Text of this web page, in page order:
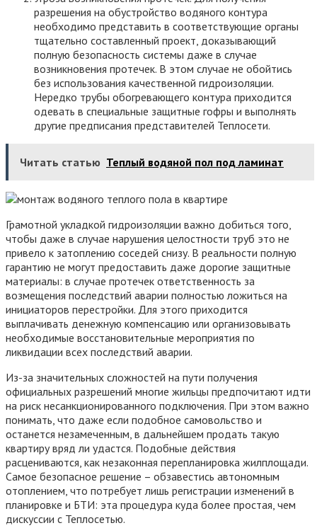
разрешения на обустройство водяного контура
необходимо представить в соответствующие органы
тщательно составленный проект, доказывающий
полную безопасность системы даже в случае
возникновения протечек. В этом случае не обойтись
без использования качественной гидроизоляции.
Нередко трубы обогревающего контура приходится
одевать в специальные защитные гофры и выполнять
другие предписания представителей Теплосети.
Читать статью Теплый водяной пол под ламинат
Грамотной укладкой гидроизоляции важно добиться того,
чтобы даже в случае нарушения целостности труб это не
привело к затоплению соседей снизу. В реальности полную
гарантию не могут предоставить даже дорогие защитные
материалы: в случае протечек ответственность за
возмещения последствий аварии полностью ложиться на
инициаторов перестройки. Для этого приходится
выплачивать денежную компенсацию или организовывать
необходимые восстановительные мероприятия по
ликвидации всех последствий аварии.
Из-за значительных сложностей на пути получения
официальных разрешений многие жильцы предпочитают идти
на риск несанкционированного подключения. При этом важно
понимать, что даже если подобное самовольство и
останется незамеченным, в дальнейшем продать такую
квартиру вряд ли удастся. Подобные действия
расцениваются, как незаконная перепланировка жилплощади.
Самое безопасное решение – обзавестись автономным
отоплением, что потребует лишь регистрации изменений в
планировке и БТИ: эта процедура куда более простая, чем
дискуссии с Теплосетью.